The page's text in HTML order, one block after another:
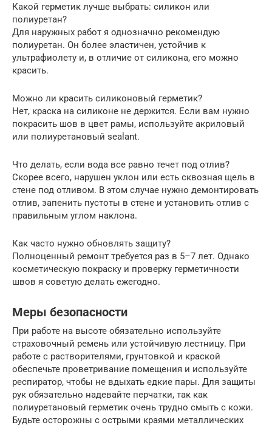
Какой герметик лучше выбрать: силикон или
полиуретан?
Для наружных работ я однозначно рекомендую
полиуретан. Он более эластичен, устойчив к
ультрафиолету и, в отличие от силикона, его можно
красить.
Можно ли красить силиконовый герметик?
Нет, краска на силиконе не держится. Если вам нужно
покрасить шов в цвет рамы, используйте акриловый
или полиуретановый sealant.
Что делать, если вода все равно течет под отлив?
Скорее всего, нарушен уклон или есть сквозная щель в
стене под отливом. В этом случае нужно демонтировать
отлив, запенить пустоты в стене и установить отлив с
правильным углом наклона.
Как часто нужно обновлять защиту?
Полноценный ремонт требуется раз в 5–7 лет. Однако
косметическую покраску и проверку герметичности
швов я советую делать ежегодно.
Меры безопасности
При работе на высоте обязательно используйте
страховочный ремень или устойчивую лестницу. При
работе с растворителями, грунтовкой и краской
обеспечьте проветривание помещения и используйте
респиратор, чтобы не вдыхать едкие пары. Для защиты
рук обязательно надевайте перчатки, так как
полиуретановый герметик очень трудно смыть с кожи.
Будьте осторожны с острыми краями металлических